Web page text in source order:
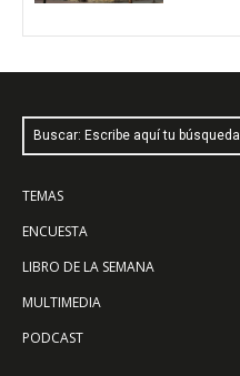
Buscar: Escribe aquí tu búsqueda
TEMAS
ENCUESTA
LIBRO DE LA SEMANA
MULTIMEDIA
PODCAST